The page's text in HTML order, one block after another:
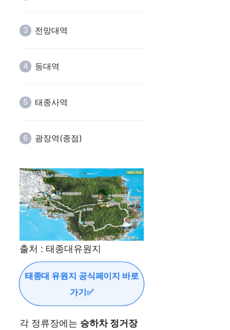
전망대역
등대역
태종사역
광장역(종점)
출처 : 태종대유원지
태종대 유원지 공식페이지 바로
가기✅
각 정류장에는 승하차 정거장